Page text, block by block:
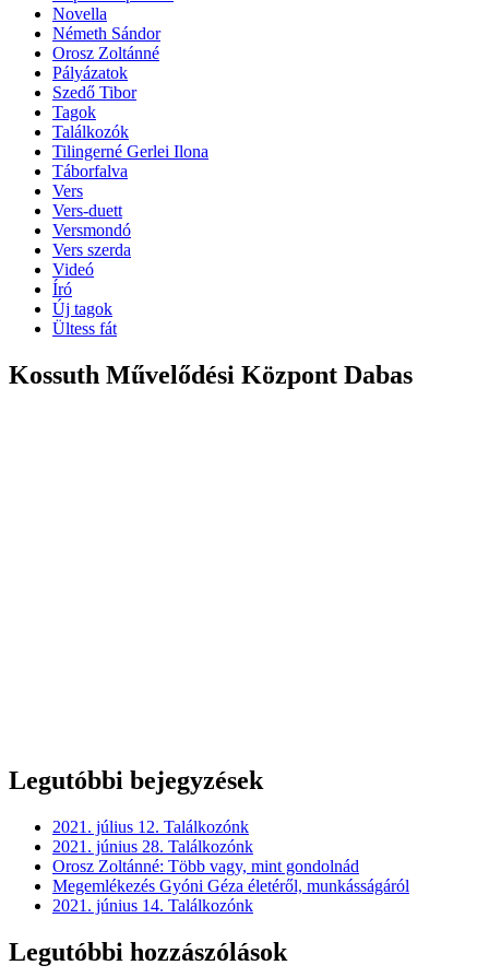
Novella
Németh Sándor
Orosz Zoltánné
Pályázatok
Szedő Tibor
Tagok
Találkozók
Tilingerné Gerlei Ilona
Táborfalva
Vers
Vers-duett
Versmondó
Vers szerda
Videó
Író
Új tagok
Ültess fát
Kossuth Művelődési Központ Dabas
Legutóbbi bejegyzések
2021. július 12. Találkozónk
2021. június 28. Találkozónk
Orosz Zoltánné: Több vagy, mint gondolnád
Megemlékezés Gyóni Géza életéről, munkásságáról
2021. június 14. Találkozónk
Legutóbbi hozzászólások